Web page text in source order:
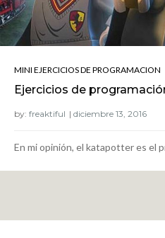
MINI EJERCICIOS DE PROGRAMACION
Ejercicios de
by: freaktiful
En mi opinión, el katapotter es el